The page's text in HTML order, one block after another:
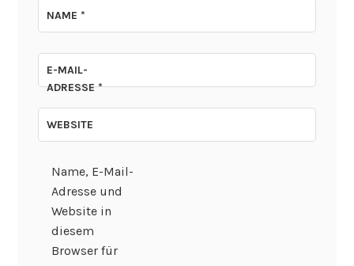
NAME*
E-MAIL-
ADRESSE*
WEBSITE
Name, E-Mail-
Adresse und
Website in
diesem
Browser für